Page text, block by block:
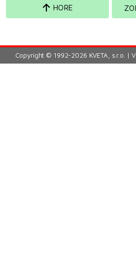
HORE
Copyright © 1992-2026 KVETA, s.r.o. |